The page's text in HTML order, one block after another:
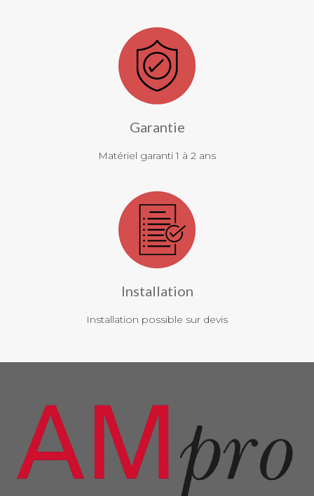
Garantie
Matériel garanti 1 à 2 ans
Installation
Installation possible sur devis